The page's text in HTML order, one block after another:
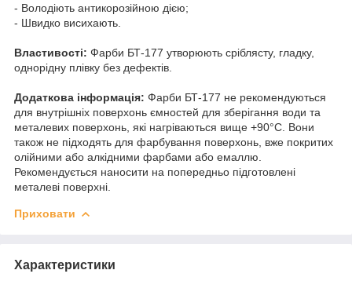
- Володіють антикорозійною дією;
- Швидко висихають.
Властивості: Фарби БТ-177 утворюють сріблясту, гладку,
однорідну плівку без дефектів.
Додаткова інформація: Фарби БТ-177 не рекомендуються
для внутрішніх поверхонь ємностей для зберігання води та
металевих поверхонь, які нагріваються вище +90°C. Вони
також не підходять для фарбування поверхонь, вже покритих
олійними або алкідними фарбами або емаллю.
Рекомендується наносити на попередньо підготовлені
металеві поверхні.
Приховати
Характеристики